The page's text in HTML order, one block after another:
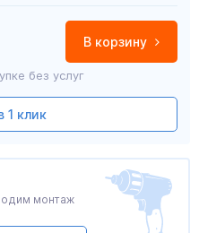
В корзину
без услуг
1 клик
монтаж